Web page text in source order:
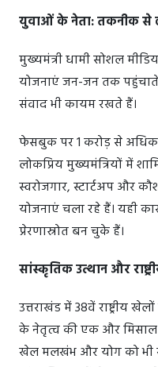
युवाओं के नेता: तकनीक से
मुख्यमंत्री धामी सोशल
योजनाएं जन-जन तक
संवाद भी कायम रखते हैं।
फेसबुक पर 1 करोड़ से
लोकप्रिय मुख्यमंत्रियों में
स्वरोजगार, स्टार्टअप और
योजनाएं चला रहे हैं। यही
प्रेरणास्रोत बन चुके हैं।
सांस्कृतिक उत्थान और
उत्तराखंड में 38वें राष्ट्रीय
के नेतृत्व की एक और मिसाल
खेल मलखंभ और योग को भी